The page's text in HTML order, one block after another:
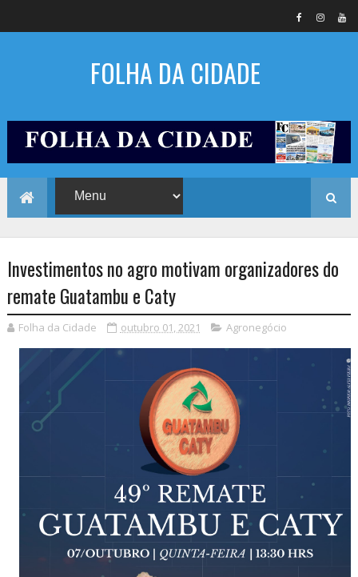
FOLHA DA CIDADE
Investimentos no agro motivam organizadores do
remate Guatambu e Caty
Folha da Cidade outubro 01, 2021 Agronegócio